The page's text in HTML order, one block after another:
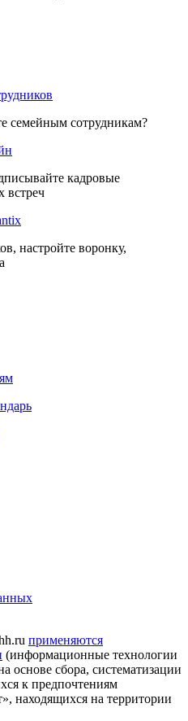
семейным сотрудникам?
кадровые
встреч
настройте воронку,
применяются
(информационные технологии
основе сбора, систематизации
к предпочтениям
находящихся на территории